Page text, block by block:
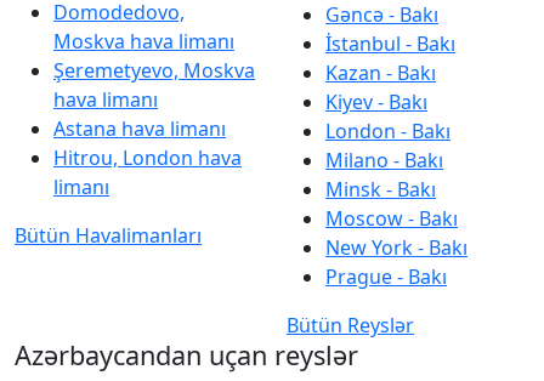
Domodedovo,
Moskva hava limanı
Şeremetyevo, Moskva
hava limanı
Astana hava limanı
Hitrou, London hava
limanı
Bütün Havalimanları
Gəncə - Bakı
İstanbul - Bakı
Kazan - Bakı
Kiyev - Bakı
London - Bakı
Milano - Bakı
Minsk - Bakı
Moscow - Bakı
New York - Bakı
Prague - Bakı
Bütün Reyslər
Azərbaycandan uçan reyslər